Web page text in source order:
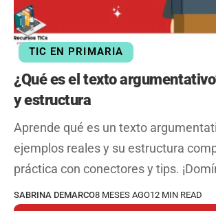
TIC EN PRIMARIA
¿Qué es el texto
y estructura
Aprende qué es un texto
ejemplos reales y su estructura
práctica con conectores y tips.
SABRINA DEMARCO8 MESES AGO12 MIN READ